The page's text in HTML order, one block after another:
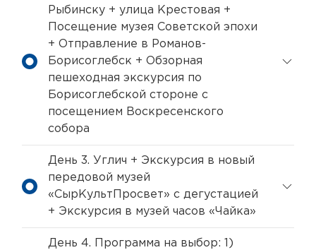
Рыбинску + улица Крестовая +
Посещение музея Советской эпохи
+ Отправление в Романов-
Борисоглебск + Обзорная
пешеходная экскурсия по
Борисоглебской стороне с
посещением Воскресенского
собора
День 3. Углич + Экскурсия в новый
передовой музей
«СырКультПросвет» с дегустацией
+ Экскурсия в музей часов «Чайка»
День 4. Программа на выбор: 1)